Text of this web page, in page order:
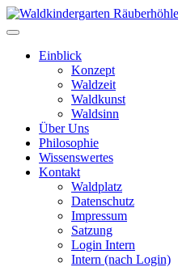
Einblick
Konzept
Waldzeit
Waldkunst
Waldsinn
Über Uns
Philosophie
Wissenswertes
Kontakt
Waldplatz
Datenschutz
Impressum
Satzung
Login Intern
Intern (nach Login)